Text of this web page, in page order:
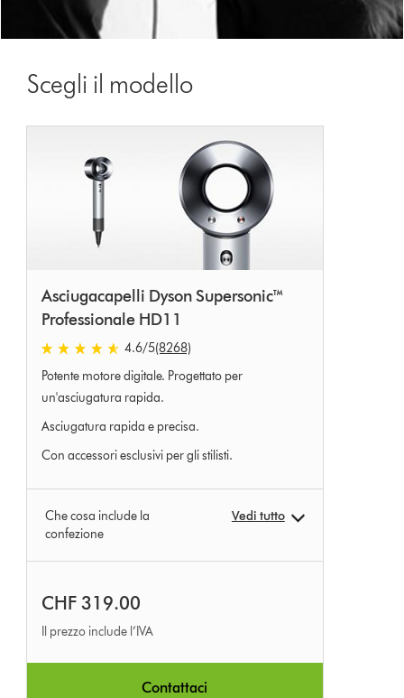
Scegli il modello
Asciugacapelli Dyson Supersonic™
Professionale HD11
4.6
stars
out
from
4.6/5(8268)
Potente motore digitale. Progettato per
un'asciugatura rapida.
Asciugatura rapida e precisa.
Con accessori esclusivi per gli stilisti.
Che cosa include la
confezione
Vedi tutto
CHF 319.00
Il prezzo include l’IVA
Contattaci